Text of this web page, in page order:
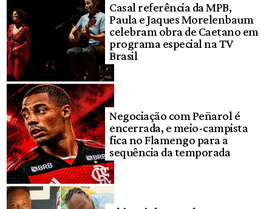
Casal referência da MPB,
Paula e Jaques Morelenbaum
celebram obra de Caetano em
programa especial na TV
Brasil
Negociação com Peñarol é
encerrada, e meio-campista
fica no Flamengo para a
sequência da temporada